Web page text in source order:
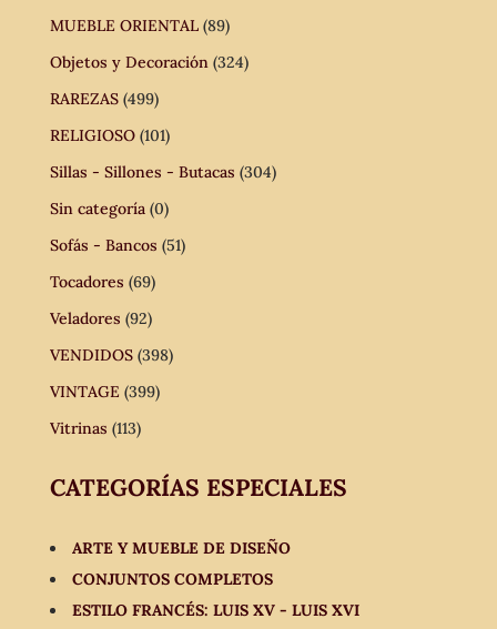
MUEBLE ORIENTAL (89)
Objetos y Decoración (324)
RAREZAS (499)
RELIGIOSO (101)
Sillas - Sillones - Butacas (304)
Sin categoría (0)
Sofás - Bancos (51)
Tocadores (69)
Veladores (92)
VENDIDOS (398)
VINTAGE (399)
Vitrinas (113)
CATEGORÍAS ESPECIALES
ARTE Y MUEBLE DE DISEÑO
CONJUNTOS COMPLETOS
ESTILO FRANCÉS: LUIS XV - LUIS XVI